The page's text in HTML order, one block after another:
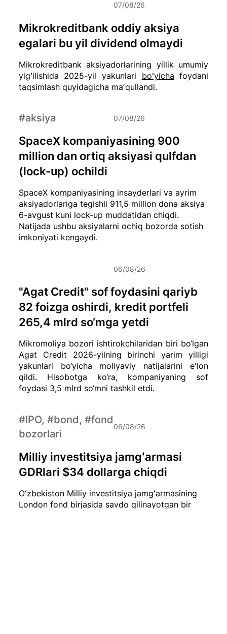
Mikrokreditbank aksiyadorlarining yillik umumiy
yigʻilishida 2025-yil yakunlari boʻyicha foydani
taqsimlash quyidagicha maʼqullandi.
Mikrokreditbank oddiy aksiya
egalari bu yil dividend olmaydi
07/08/26
SpaceX kompaniyasining insayderlari va ayrim
aksiyadorlariga tegishli 911,5 million dona aksiya
6-avgust kuni lock-up muddatidan chiqdi.
Natijada ushbu aksiyalarni ochiq bozorda sotish
imkoniyati kengaydi.
SpaceX kompaniyasining 900
million dan ortiq aksiyasi qulfdan
(lock-up) ochildi
#aksiya 07/08/26
Mikromoliya bozori ishtirokchilaridan biri bo‘lgan
Agat Credit 2026-yilning birinchi yarim yilligi
yakunlari bo‘yicha moliyaviy natijalarini e'lon
qildi. Hisobotga ko‘ra, kompaniyaning sof
foydasi 3,5 mlrd so‘mni tashkil etdi.
"Agat Credit" sof foydasini qariyb
82 foizga oshirdi, kredit portfeli
265,4 mlrd so‘mga yetdi
06/08/26
Oʻzbekiston Milliy investitsiya jamgʻarmasining
London fond birjasida savdo qilinayotgan bir
Milliy investitsiya jamgʻarmasi
GDRlari $34 dollarga chiqdi
#IPO, #bond, #fond
bozorlari
06/08/26